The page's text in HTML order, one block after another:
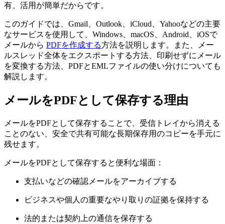
有、活用が簡単だからです。
このガイドでは、Gmail、Outlook、iCloud、Yahooなどの主要
なサービスを使用して、Windows、macOS、Android、iOSで
メールから PDFを作成する方法を説明します。また、メー
ルスレッド全体をエクスポートする方法、印刷せずにメール
を変換する方法、PDFとEMLファイルの使い分けについても
解説します。
メールをPDFとして保存する理由
メールをPDFとして保存することで、受信トレイから消える
ことのない、安全で共有可能な長期保存用のコピーを手元に
残せます。
メールをPDFとして保存すると便利な場面：
支払いなどの確認メールをアーカイブする
ビジネスや個人の重要なやり取りの証拠を保持する
法的または契約上の通信を保存する